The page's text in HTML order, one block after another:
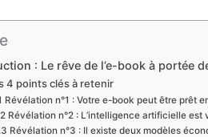
: Le rêve de l’e-book à portée
4 points clés à retenir
Révélation n°1 : Votre e-book peut être prêt
Révélation n°2 : L’intelligence artificielle est
Révélation n°3 : Il existe deux modèles